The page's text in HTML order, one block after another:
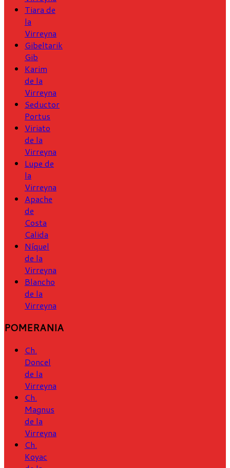
Tiara de
la
Virreyna
Gibeltarik
Gib
Karim
de la
Virreyna
Seductor
Portus
Viriato
de la
Virreyna
Lupe de
la
Virreyna
Apache
de
Costa
Calida
Níquel
de la
Virreyna
Blancho
de la
Virreyna
POMERANIA
Ch.
Doncel
de la
Virreyna
Ch.
Magnus
de la
Virreyna
Ch.
Koyac